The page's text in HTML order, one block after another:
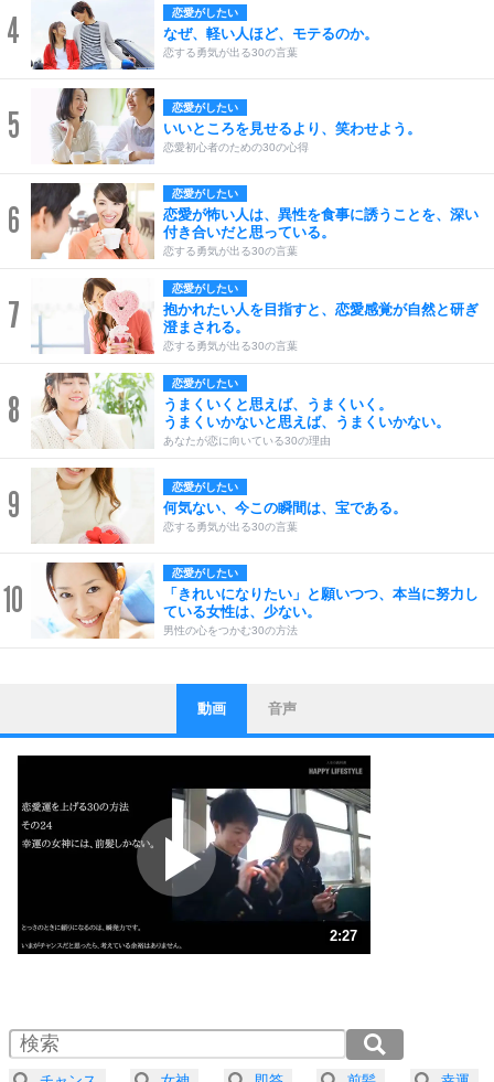
4 恋愛がしたい
なぜ、軽い人ほど、モテるのか。
恋する勇気が出る30の言葉
5 恋愛がしたい
いいところを見せるより、笑わせよう。
恋愛初心者のための30の心得
6
恋愛がしたい
恋愛が怖い人は、異性を食事に誘うことを、深い
付き合いだと思っている。
恋する勇気が出る30の言葉
7
恋愛がしたい
抱かれたい人を目指すと、恋愛感覚が自然と研ぎ
澄まされる。
恋する勇気が出る30の言葉
8
恋愛がしたい
うまくいくと思えば、うまくいく。
うまくいかないと思えば、うまくいかない。
あなたが恋に向いている30の理由
9 恋愛がしたい
何気ない、今この瞬間は、宝である。
恋する勇気が出る30の言葉
10
恋愛がしたい
「きれいになりたい」と願いつつ、本当に努力し
ている女性は、少ない。
男性の心をつかむ30の方法
1
ストレス対策
他人と比べない。
いっそのこと、他人を見ない。
いらいらしない人になる30の方法
プラス思考
ポジティブになれない原因は、行動しないから。
ポジティブ思考になる30の方法
ストレス対策
人生、なんとかなるもの。
気楽に生きる30の方法
4 器の大きい人は、怒りを優しさで表現する。
動画 音声
2:27
2.0倍速 （289KB 1分13秒）
2.5倍速 （231KB 58秒）